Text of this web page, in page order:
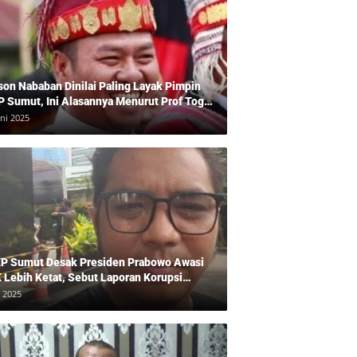
Nababan Dinilai Paling Layak Pimpin
Sumut, Ini Alasannya Menurut Prof Togu
2025
Sumut Desak Presiden Prabowo Awasi
Lebih Ketat, Sebut Laporan Korupsi
2025